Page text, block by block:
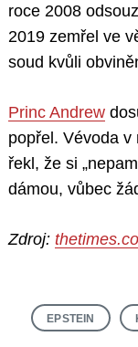
roce 2008
2019 zemřel ve
soud kvůli
Princ Andrew
popřel. Vévoda
řekl, že si
dámou, vůbec
Zdroj:
EPSTEIN